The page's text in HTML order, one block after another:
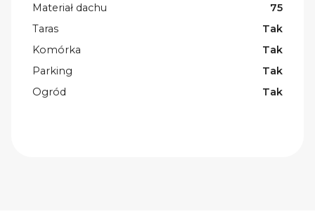
Materiał dachu
75
Taras
Tak
Komórka
Tak
Parking
Tak
Ogród
Tak